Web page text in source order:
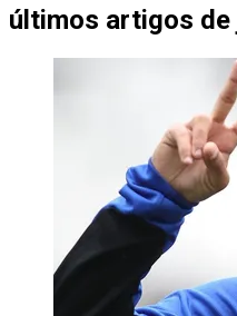
últimos artigos de